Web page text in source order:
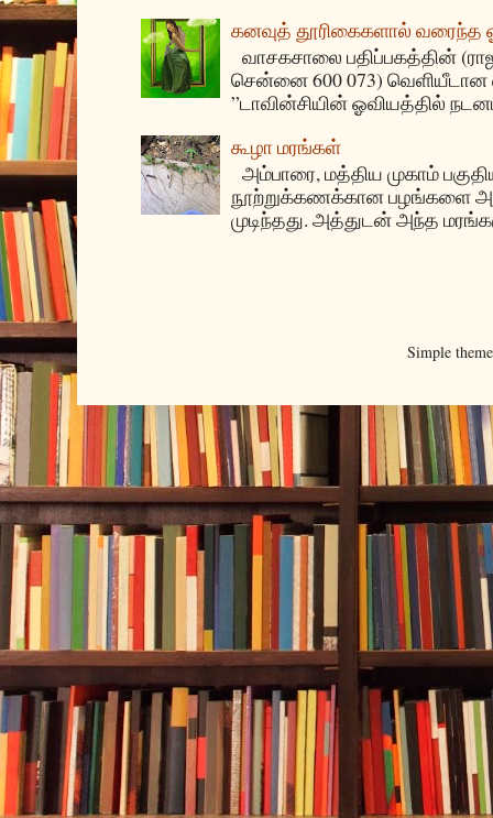
கனவுத் தூரிகைகளால்
வாசகசாலை பதிப்பகத்தின்
சென்னை 600 073)
”டாவின்சியின் ஓவியத்தில்
கூழா மரங்கள்
அம்பாரை, மத்திய முகாம்
நூற்றுக்கணக்கான பழங்களை
முடிந்தது. அத்துடன் அந்த
Simple